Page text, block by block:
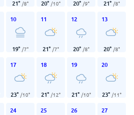
21° /8° 20° /10° 20° /9° 21° /8°
10
19° /7°
11
21° /7°
12
20° /8°
13
20° /8°
17
23° /10°
18
21° /12°
19
21° /10°
20
23° /11°
24 25 26 27